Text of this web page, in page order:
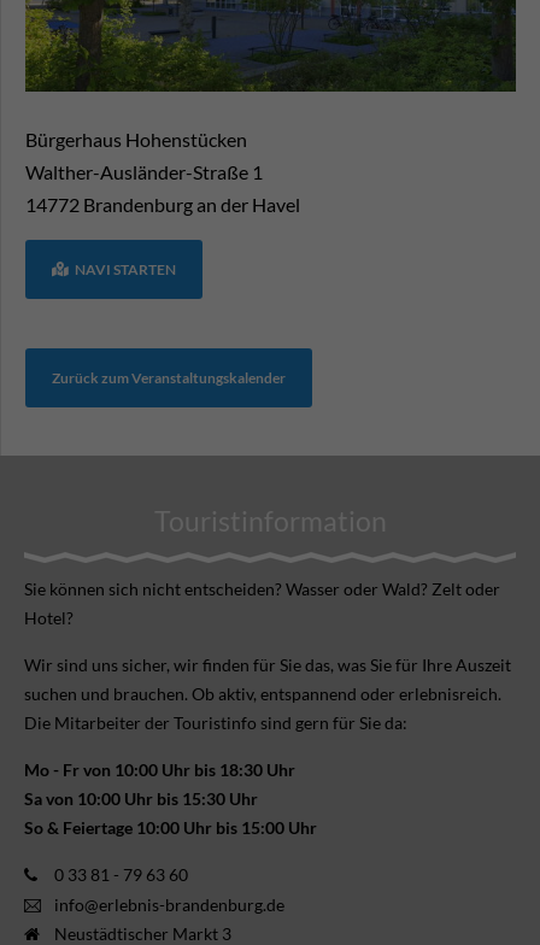
Bürgerhaus Hohenstücken
Walther-Ausländer-Straße 1
14772 Brandenburg an der Havel
NAVI STARTEN
Zurück zum Veranstaltungskalender
Touristinformation
Sie können sich nicht ent­scheiden? Wasser oder Wald? Zelt oder
Hotel?
Wir sind uns sicher, wir finden für Sie das, was Sie für Ihre Aus­zeit
suchen und brauchen. Ob aktiv, ent­spannend oder erlebnis­reich.
Die Mitarbeiter der Touristinfo sind gern für Sie da:
Mo - Fr von 10:00 Uhr bis 18:30 Uhr
Sa von 10:00 Uhr bis 15:30 Uhr
So & Feiertage 10:00 Uhr bis 15:00 Uhr
0 33 81 - 79 63 60
info@erlebnis-brandenburg.de
Neustädtischer Markt 3